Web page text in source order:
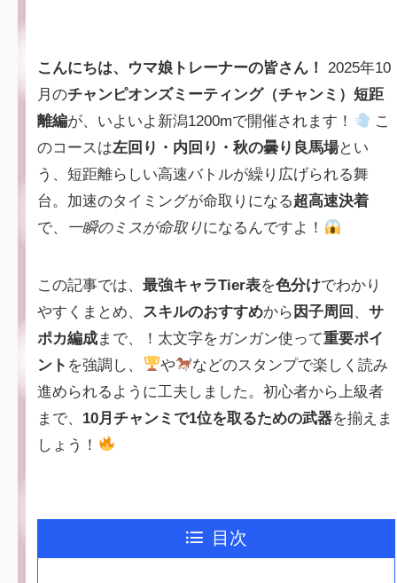
こんにちは、ウマ娘トレーナーの皆さん！
2025年10
月のチャンピオンズミーティング（チャンミ）短距
離編が、いよいよ新潟1200mで開催されます！
こ
のコースは左回り・内回り・秋の曇り良馬場とい
う、短距離らしい高速バトルが繰り広げられる舞
台。加速のタイミングが命取りになる超高速決着
で、 一瞬のミスが命取りになるんですよ！
この記事では、最強キャラTier表を色分けでわかり
やすくまとめ、 スキルのおすすめから 因子周回 、サ
ポカ編成まで、！太文字をガンガン使って重要ポイ
ント を強調し、 や
などのスタンプで楽しく読み
進められるように工夫しました。初心者から上級者
まで、 10月チャンミで1位を取るための武器を揃えま
しょう！
目次